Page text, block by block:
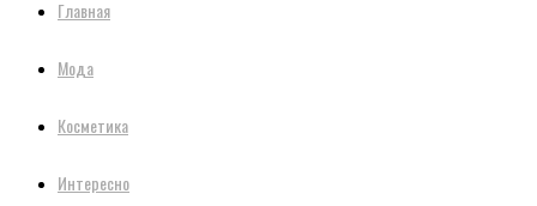
Главная
Мода
Косметика
Интересно